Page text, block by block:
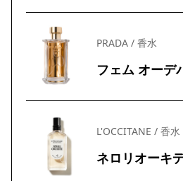
PRADA / 香水
フェム オーデ
L'OCCITANE / 香水
ネロリオーキ